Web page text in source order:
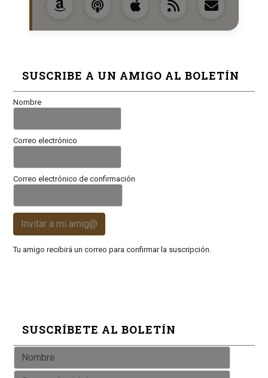
SUSCRIBE A UN AMIGO AL BOLETÍN
Nombre
Correo electrónico
Correo electrónico de confirmación
Invitar a mi amig@
Tu amigo recibirá un correo para confirmar la suscripción.
SUSCRÍBETE AL BOLETÍN